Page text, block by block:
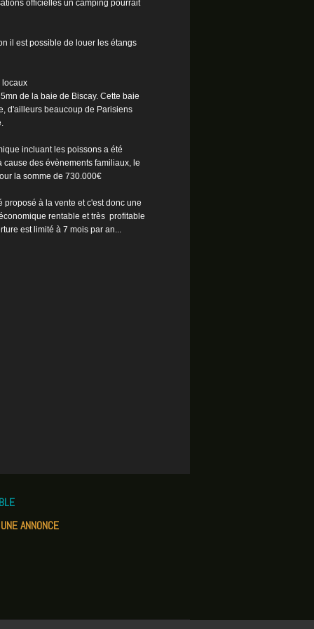
officielles un camping pourrait
il est possible de louer les étangs
locaux
de la baie de Biscay. Cette baie
d'ailleurs beaucoup de Parisiens
incluant les poissons a été
des évènements familiaux, le
la somme de 730.000€
à la vente et c'est donc une
rentable et très profitable
est limité à 7 mois par an...
ANNONCE